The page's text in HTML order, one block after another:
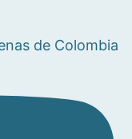
de Colombia